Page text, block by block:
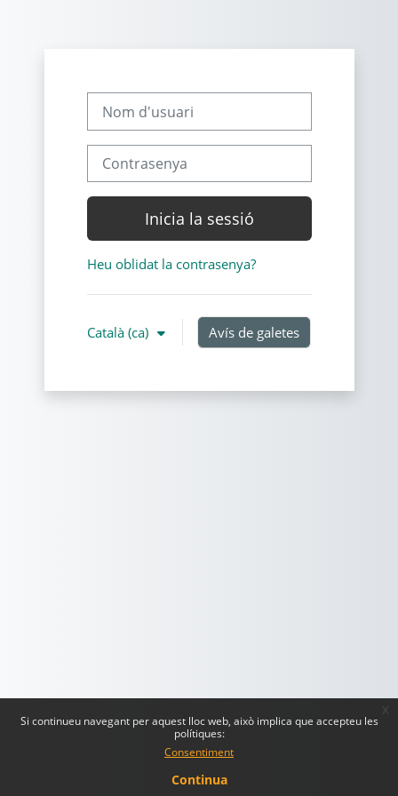
Si continueu navegant per aquest lloc web, això implica que accepteu les
polítiques:
Consentiment
Continua
x
Inicia la sessió
Heu oblidat la contrasenya?
Català ‎(ca)‎ Avís de galetes